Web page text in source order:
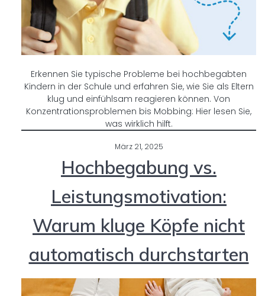
Erkennen Sie typische Probleme bei hochbegabten
Kindern in der Schule und erfahren Sie, wie Sie als Eltern
klug und einfühlsam reagieren können. Von
Konzentrationsproblemen bis Mobbing: Hier lesen Sie,
was wirklich hilft.
März 21, 2025
Hochbegabung vs.
Leistungsmotivation:
Warum kluge Köpfe nicht
automatisch durchstarten